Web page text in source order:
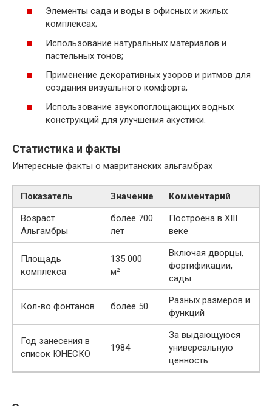
Элементы сада и воды в офисных и жилых
комплексах;
Использование натуральных материалов и
пастельных тонов;
Применение декоративных узоров и ритмов для
создания визуального комфорта;
Использование звукопоглощающих водных
конструкций для улучшения акустики.
Статистика и факты
Интересные факты о мавританских альгамбрах
Показатель Значение
Комментарий
Возраст
Альгамбры
более 700
лет
Построена в XIII
веке
Площадь
комплекса
135 000
м²
Включая дворцы,
фортификации,
сады
Кол-во фонтанов более 50
Разных размеров и
функций
Год занесения в
список ЮНЕСКО
1984
За выдающуюся
универсальную
ценность